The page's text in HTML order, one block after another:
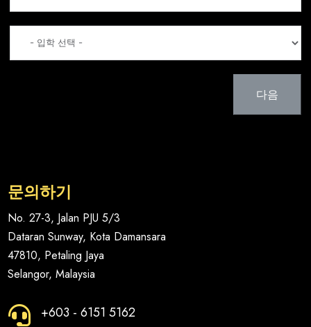
다음
문의하기
No. 27-3, Jalan PJU 5/3
Dataran Sunway, Kota Damansara
47810, Petaling Jaya
Selangor, Malaysia
 +603 - 6151 5162